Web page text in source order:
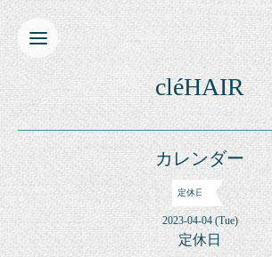
cléHAIR
カレンダー
定休日
2023-04-04 (Tue)
定休日